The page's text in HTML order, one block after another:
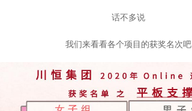
话不多说
我们来看看各个项目的获奖名次吧